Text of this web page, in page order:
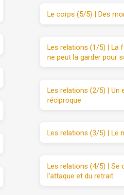
Le corps (5/5) | Des
Les relations (1/5) | La
ne peut la garder pour
Les relations (2/5) | Un
réciproque
Les relations (3/5) | Le
Les relations (4/5) | Se
l’attaque et du retrait